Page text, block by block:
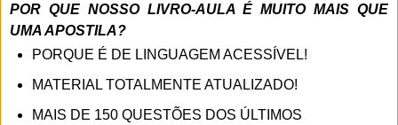
POR QUE NOSSO LIVRO-AULA É MUITO MAIS QUE
UMA APOSTILA?
PORQUE É DE LINGUAGEM ACESSÍVEL!
MATERIAL TOTALMENTE ATUALIZADO!
MAIS DE 150 QUESTÕES DOS ÚLTIMOS